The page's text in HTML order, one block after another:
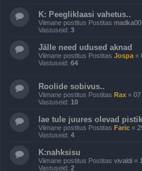
K: Peegliklaasi vahetus..
Viimane postitus Postitas
Vastuseid: 3
Jälle need udused aknad
Viimane postitus Postitas Jospa «
Vastuseid: 64
Roolide sobivus..
Viimane postitus Postitas Rax « 07
Vastuseid: 10
lae tule juures olevad
Viimane postitus Postitas Faric «
Vastuseid: 4
K:nahksisu
Viimane postitus Postitas vivaldi «
Vastuseid: 2